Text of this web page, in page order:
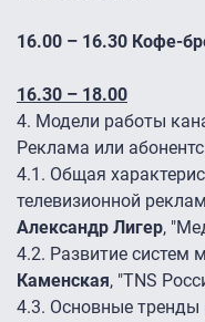
16.00 – 16.30 Кофе-
16.30 – 18.00
4. Модели работы
Реклама или
4.1. Общая
телевизионной
Александр Лигер,
4.2. Развитие систем
Каменская, "TNS
4.3. Основные тренды